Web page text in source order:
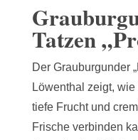
2023
LÖWENTHAL
Tatzen
Der Grauburgunder
Löwenthal zeigt,
tiefe Frucht und
Frische verbinden